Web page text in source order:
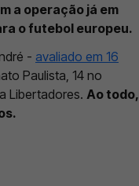
a operação já em
o futebol europeu.
- avaliado em 16
Paulista, 14 no
Libertadores. Ao todo,